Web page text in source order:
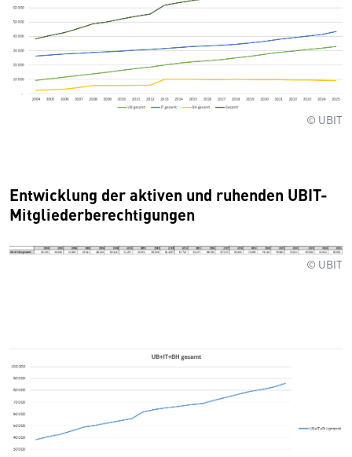
© UBIT
Entwicklung der aktiven und ruhenden UBIT-
Mitgliederberechtigungen
© UBIT